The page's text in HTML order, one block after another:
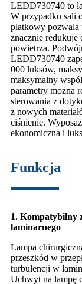
LEDD730740 to
W przypadku sali
płatkowy
znacznie redukuje
powietrza.
LEDD730740
000 luksów,
maksymalny
parametry można
sterowania z
z nowych
ciśnienie.
ekonomiczna i
Funkcja
1. Kompatybilny
laminarnego
Lampa
przeszkód w
turbulencji w
Uchwyt na lampę